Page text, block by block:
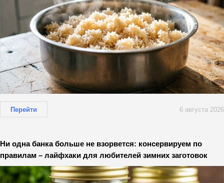
Перейти 6 августа 2026
Ни одна банка больше не взорвется: консервируем по
правилам – лайфхаки для любителей зимних заготовок